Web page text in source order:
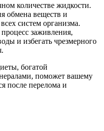
количестве жидкости.
обмена веществ и
систем организма.
заживления,
и избегать чрезмерного
богатой
поможет вашему
после перелома и